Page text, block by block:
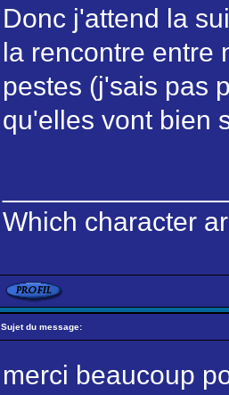
Donc j'attend la
la rencontre entre
pestes (j'sais pas
qu'elles vont bien
Which character
Sujet du message:
merci beaucoup